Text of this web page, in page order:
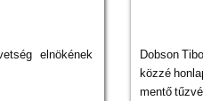
elnökének
Dobson
közzé
mentő